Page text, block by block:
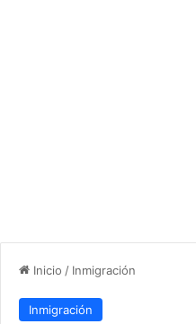
Inicio / Inmigración
Inmigración